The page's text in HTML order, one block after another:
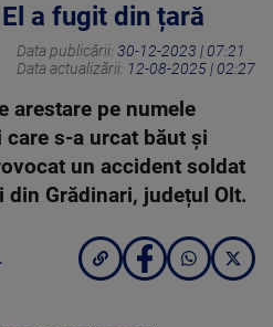
a fugit din țară
Data publicării: 30-12-2023 | 07:21
Data actualizării: 12-08-2025 | 02:27
arestare pe numele
s-a urcat băut și
un accident soldat
Grădinari, județul Olt.